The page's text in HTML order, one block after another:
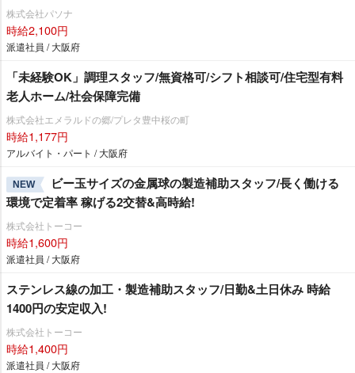
株式会社パソナ
時給2,100円
派遣社員 / 大阪府
「未経験OK」調理スタッフ/無資格可/シフト相談可/住宅型有料
老人ホーム/社会保障完備
株式会社エメラルドの郷/プレタ豊中桜の町
時給1,177円
アルバイト・パート / 大阪府
NEW
ビー玉サイズの金属球の製造補助スタッフ/長く働ける
環境で定着率 稼げる2交替&高時給!
株式会社トーコー
時給1,600円
派遣社員 / 大阪府
ステンレス線の加工・製造補助スタッフ/日勤&土日休み 時給
1400円の安定収入!
株式会社トーコー
時給1,400円
派遣社員 / 大阪府